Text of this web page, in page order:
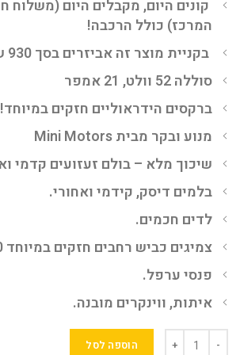
קונים היום, מקבלים היום (משלוח
המרכז) כולל הרכבה!
בקניית מוצר זה אביזרים בסך 930 ש"ח!
סוללה 52 וולט, 21 אמפר
ברקסים הידראוליים חזקים במיוחד!
מנוע ובקר מבית Mini Motors
שיכוך מלא – בולם זעזועים קדמי
בלמים דיסק, קידמי ואחורי.
לדים חכמים.
צמיגים כביש רחבים חזקים במיוחד 10×3.0
פנסי ערפל.
איתות, ווינקרים מובנה.
הוספה לסל